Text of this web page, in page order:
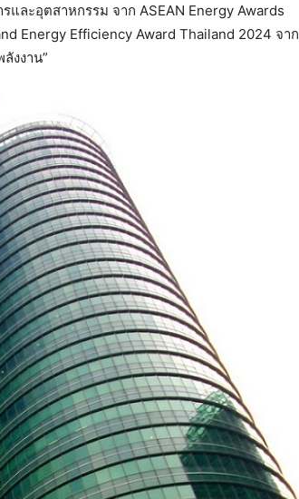
และอุตสาหกรรม จาก ASEAN Energy Awards
Energy Efficiency Award Thailand 2024 จาก
งงาน”